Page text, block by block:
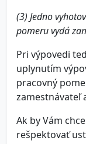
(3) Jedno
pomeru vydá
Pri výpovedi
uplynutím
pracovný
zamestnávateľ
Ak by Vám
rešpektovať